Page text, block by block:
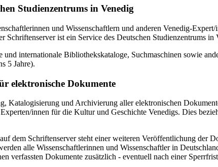
Studienzentrums in Venedig
und Wissenschaftlern und anderen Venedig-
ist ein Service des Deutschen Studienzentrums in
internationale Bibliothekskataloge, Suchmaschinen sowie
5 Jahre).
elektronische Dokumente
Katalogisierung und Archivierung aller elektronischen
innen für die Kultur und Geschichte Venedigs. Dies
dem Schriftenserver steht einer weiteren Veröffentlichung der
alle Wissenschaftlerinnen und Wissenschaftler in
verfassten Dokumente zusätzlich - eventuell nach einer